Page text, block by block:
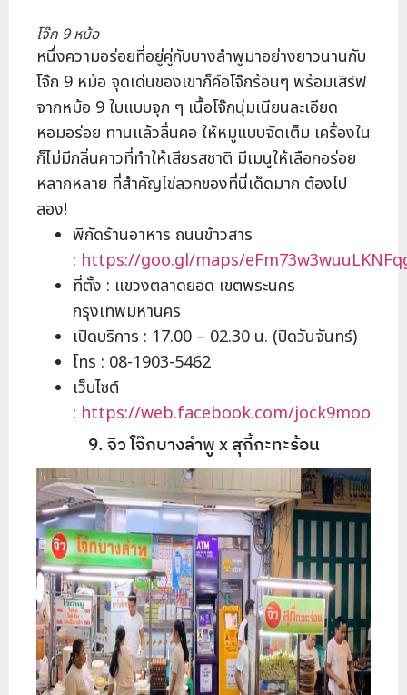
โจ๊ก 9 หม้อ
หนึ่งความอร่อยที่อยู่คู่กับบางลำพูมาอย่างยาวนานกับ
โจ๊ก 9 หม้อ จุดเด่นของเขาก็คือโจ๊กร้อนๆ พร้อมเสิร์ฟ
จากหม้อ 9 ใบแบบจุก ๆ เนื้อโจ๊กนุ่มเนียนละเอียด
หอมอร่อย ทานแล้วลื่นคอ ให้หมูแบบจัดเต็ม เครื่องใน
ก็ไม่มีกลิ่นคาวที่ทำให้เสียรสชาติ มีเมนูให้เลือกอร่อย
หลากหลาย ที่สำคัญไข่ลวกของที่นี่เด็ดมาก ต้องไป
ลอง!
พิกัดร้านอาหาร ถนนข้าวสาร
: https://goo.gl/maps/
ที่ตั้ง : แขวงตลาดยอด เขตพระนคร
กรุงเทพมหานคร
เปิดบริการ : 17.00 – 02.30 น. (ปิดวันจันทร์)
โทร : 08-1903-5462
เว็บไซต์
: https://web.facebook.com/jock9moo
9. จิว โจ๊กบางลำพู x สุกี้กะทะร้อน